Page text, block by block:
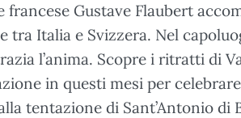
Gustave Flaubert
tra Italia e Svizzera. Nel
l’anima. Scopre i ritratti di
in questi mesi per
tentazione di Sant’Antonio di